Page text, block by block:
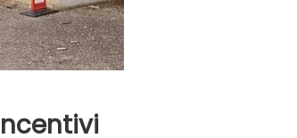
al biologico italiano
Nord. Il settore è a